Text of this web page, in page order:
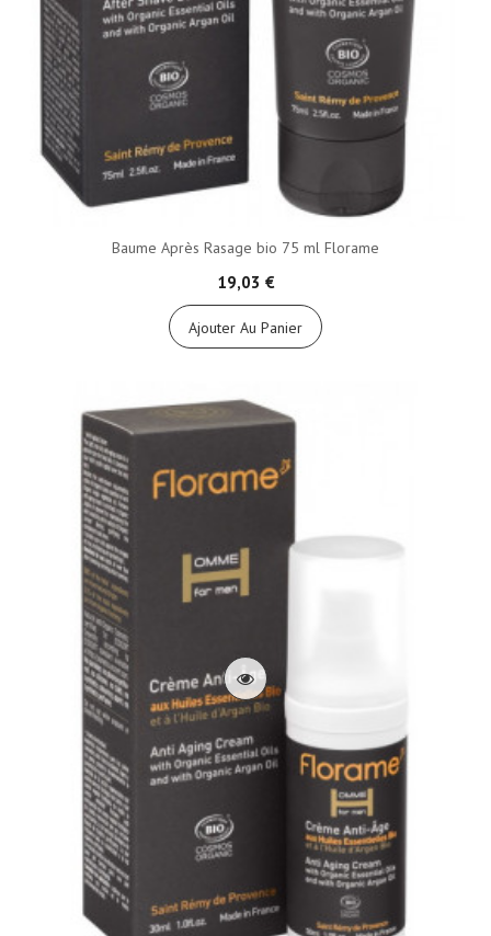
Baume Après Rasage bio 75 ml Florame
19,03 €
Ajouter Au Panier